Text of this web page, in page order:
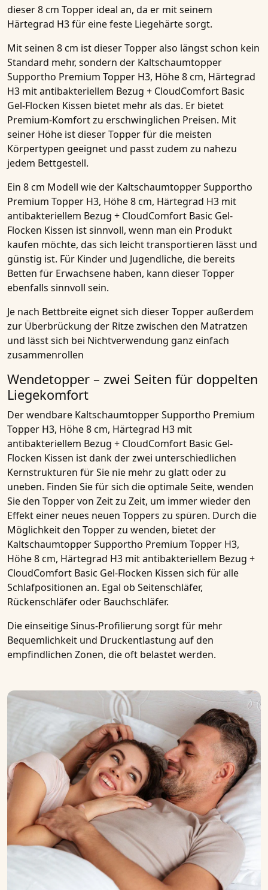
dieser8 cm Topper ideal an, da er mit seinem
Härtegrad H3 für eine feste Liegehärte sorgt.
Mit seinen 8 cm ist dieserTopperalso längst schon kein
Standard mehr, sondern der Kaltschaumtopper
Supportho Premium Topper H3, Höhe 8 cm, Härtegrad
H3 mit antibakteriellem Bezug + CloudComfort Basic
Gel-Flocken Kissen bietet mehr als das. Er bietet
Premium-Komfort zu erschwinglichen Preisen. Mit
seiner Höhe ist dieser Topper für die meisten
Körpertypen geeignet und passt zudem zu nahezu
jedem Bettgestell.
Ein 8 cm Modell wie der Kaltschaumtopper Supportho
Premium Topper H3, Höhe 8 cm, Härtegrad H3 mit
antibakteriellem Bezug + CloudComfort Basic Gel-
Flocken Kissen ist sinnvoll, wenn man ein Produkt
kaufen möchte, das sich leicht transportieren lässt und
günstig ist. Für Kinder und Jugendliche, die bereits
Betten für Erwachsene haben, kann dieser Topper
ebenfalls sinnvoll sein.
Je nach Bettbreite eignet sich dieser Topper außerdem
zur Überbrückung der Ritze zwischen den Matratzen
und lässt sich bei Nichtverwendung ganz einfach
zusammenrollen
Wendetopper – zwei Seiten für doppelten
Liegekomfort
Der wendbare Kaltschaumtopper Supportho Premium
Topper H3, Höhe 8 cm, Härtegrad H3 mit
antibakteriellem Bezug + CloudComfort Basic Gel-
Flocken Kissen ist dank der zwei unterschiedlichen
Kernstrukturen für Sie nie mehr zu glatt oder zu
uneben. Finden Sie für sich die optimale Seite, wenden
Sie den Toppervon Zeit zu Zeit, um immer wieder den
Effekt einer neues neuen Toppers zu spüren. Durch die
Möglichkeit den Topperzu wenden, bietet der
Kaltschaumtopper Supportho Premium Topper H3,
Höhe 8 cm, Härtegrad H3 mit antibakteriellem Bezug +
CloudComfort Basic Gel-Flocken Kissen sich für alle
Schlafpositionen an. Egal ob Seitenschläfer,
Rückenschläfer oder Bauchschläfer.
Die einseitigeSinus-Profilierung sorgt für mehr
Bequemlichkeit und Druckentlastung auf den
empfindlichen Zonen, die oft belastet werden.